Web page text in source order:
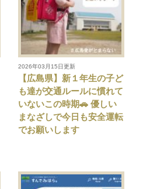
2026年03月15日更新
【広島県】新１年生の子ど
も達が交通ルールに慣れて
いないこの時期🚗 優しい
まなざしで今日も安全運転
でお願いします